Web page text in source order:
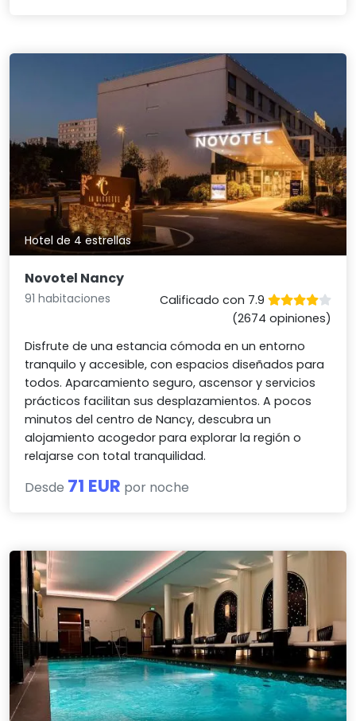
Hotel de 4 estrellas
Novotel Nancy
91 habitaciones
Calificado con 7.9
(2674 opiniones)
Disfrute de una estancia cómoda en un entorno
tranquilo y accesible, con espacios diseñados para
todos. Aparcamiento seguro, ascensor y servicios
prácticos facilitan sus desplazamientos. A pocos
minutos del centro de Nancy, descubra un
alojamiento acogedor para explorar la región o
relajarse con total tranquilidad.
Desde 71 EUR por noche